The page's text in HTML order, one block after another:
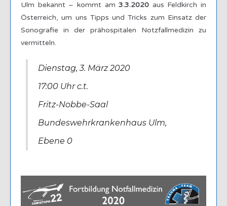
Ulm bekannt – kommt am3.3.2020 aus Feldkirch in
Österreich, um uns Tipps und Tricks zum Einsatz der
Sonografie in der prähospitalen Notzfallmedizin zu
vermitteln.
Dienstag, 3. März 2020
17:00 Uhr c.t.
Fritz-Nobbe-Saal
Bundeswehrkrankenhaus Ulm,
Ebene 0